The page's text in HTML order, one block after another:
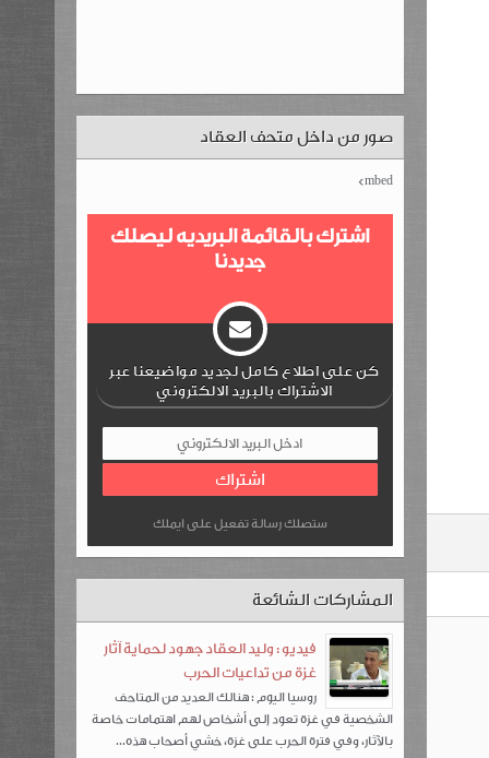
صور من داخل متحف العقاد
mbed>
اشترك بالقائمة البريديه ليصلك
جديدنا
كن على اطلاع كامل لجديد مواضيعنا عبر
الاشتراك بالبريد الالكتروني
ستصلك رسالة تفعيل على ايملك
المشاركات الشائعة
فيديو : وليد العقاد جهود لحماية آثار
غزة من تداعيات الحرب
روسيا اليوم : هنالك العديد من المتاحف
الشخصية في غزة تعود إلى أشخاص لهم اهتمامات خاصة
بالآثار، وفي فترة الحرب على غزة، خشي أصحاب هذه...